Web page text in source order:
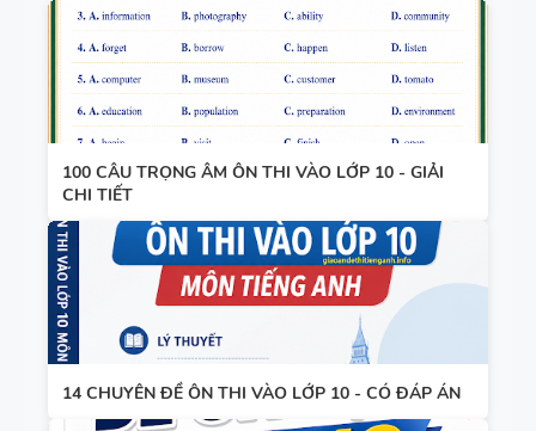
100 CÂU TRỌNG ÂM ÔN THI VÀO LỚP 10 - GIẢI
CHI TIẾT
14 CHUYÊN ĐỀ ÔN THI VÀO LỚP 10 - CÓ ĐÁP ÁN